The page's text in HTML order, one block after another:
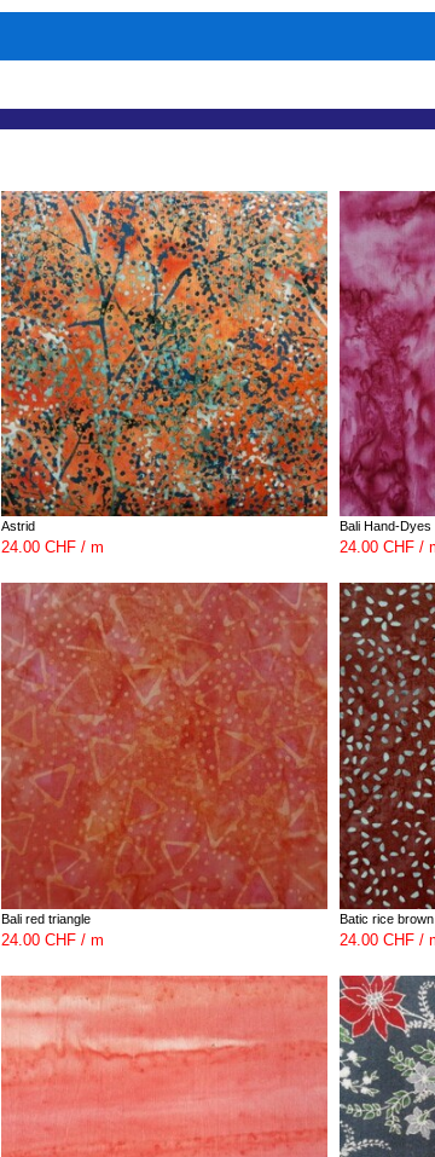
Astrid
24.00 CHF / m
Bali Hand-Dyes
24.00 CHF /
Bali red triangle
24.00 CHF / m
Batic rice brown
24.00 CHF /